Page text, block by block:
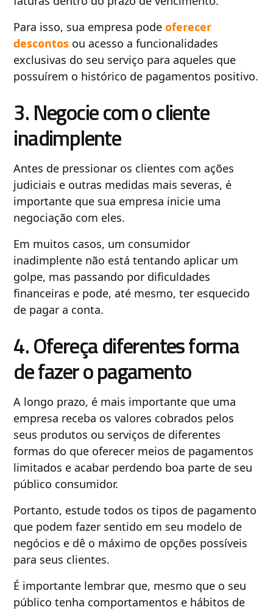
Para isso, sua empresa podeoferecer
descontos ou acesso a funcionalidades
exclusivas do seu serviço para aqueles que
possuírem o histórico de pagamentos positivo.
3. Negocie com o cliente
inadimplente
Antes de pressionar os clientes com ações
judiciais e outras medidas mais severas, é
importante que sua empresa inicie uma
negociação com eles.
Em muitos casos, um consumidor
inadimplente não está tentando aplicar um
golpe, mas passando por dificuldades
financeiras e pode, até mesmo, ter esquecido
de pagar a conta.
4. Ofereça diferentes forma
de fazer o pagamento
A longo prazo, é mais importante que uma
empresa receba os valores cobrados pelos
seus produtos ou serviços de diferentes
formas do que oferecer meios de pagamentos
limitados e acabar perdendo boa parte de seu
público consumidor.
Portanto, estude todos os tipos de pagamento
que podem fazer sentido em seu modelo de
negócios e dê o máximo de opções possíveis
para seus clientes.
É importante lembrar que, mesmo que o seu
público tenha comportamentos e hábitos de